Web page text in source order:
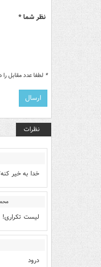
نظر شما *
* لطفا عدد مقابل
نظرات
خدا به خیر
لیست تکراری!
درود